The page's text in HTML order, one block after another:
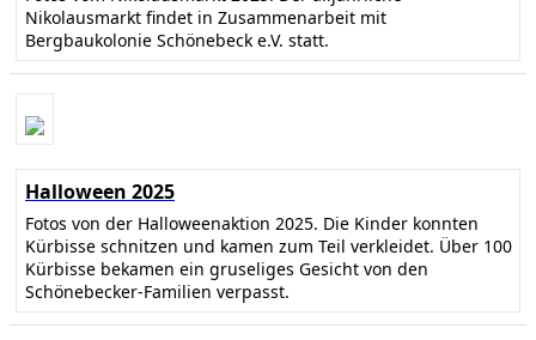
Nikolausmarkt findet in Zusammenarbeit mit
Bergbaukolonie Schönebeck e.V. statt.
Halloween 2025
Fotos von der Halloweenaktion 2025. Die Kinder konnten
Kürbisse schnitzen und kamen zum Teil verkleidet. Über 100
Kürbisse bekamen ein gruseliges Gesicht von den
Schönebecker-Familien verpasst.